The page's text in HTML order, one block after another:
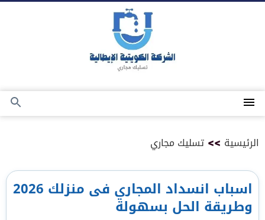
القائمة
بحث
الرئيسية >> تسليك مجاري
اسباب انسداد المجاري فى منزلك 2026
وطريقة الحل بسهولة